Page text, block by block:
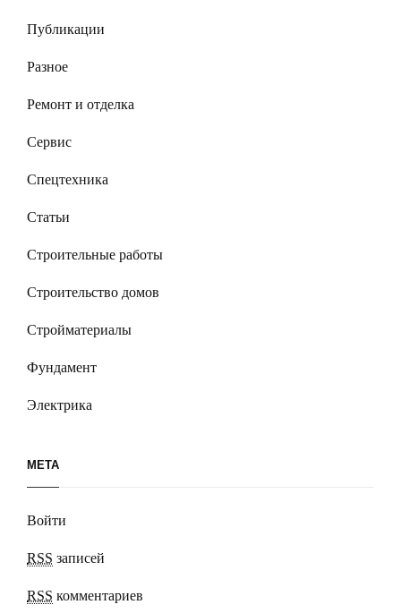
Публикации
Разное
Ремонт и отделка
Сервис
Спецтехника
Статьи
Строительные работы
Строительство домов
Стройматериалы
Фундамент
Электрика
МЕТА
Войти
RSS записей
RSS комментариев